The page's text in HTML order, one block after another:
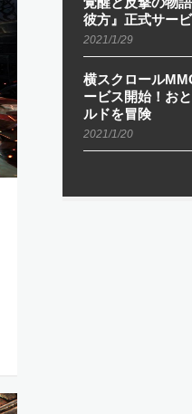
彼方』正式サービ
2021/1/29
横スクロール
ービス開始！お
ルドを冒険
2021/1/20